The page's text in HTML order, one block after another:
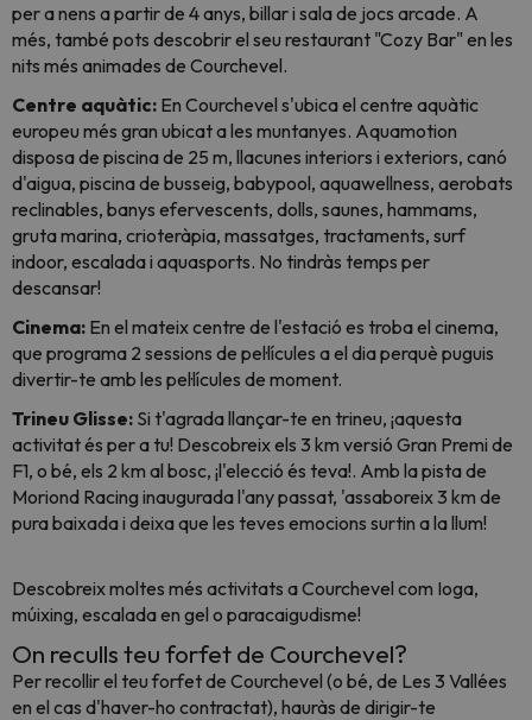
per a nens a partir de 4 anys, billar i sala de jocs arcade. A
més, també pots descobrir el seu restaurant "Cozy Bar" en les
nits més animades de Courchevel.
Centre aquàtic: En Courchevel s'ubica el centre aquàtic
europeu més gran ubicat a les muntanyes. Aquamotion
disposa de piscina de 25 m, llacunes interiors i exteriors, canó
d'aigua, piscina de busseig, babypool, aquawellness, aerobats
reclinables, banys efervescents, dolls, saunes, hammams,
gruta marina, crioteràpia, massatges, tractaments, surf
indoor, escalada i aquasports. No tindràs temps per
descansar!
Cinema: En el mateix centre de l'estació es troba el cinema,
que programa 2 sessions de pel·lícules a el dia perquè puguis
divertir-te amb les pel·lícules de moment.
Trineu Glisse: Si t'agrada llançar-te en trineu, ¡aquesta
activitat és per a tu! Descobreix els 3 km versió Gran Premi de
F1, o bé, els 2 km al bosc, ¡l'elecció és teva!. Amb la pista de
Moriond Racing inaugurada l'any passat, 'assaboreix 3 km de
pura baixada i deixa que les teves emocions surtin a la llum!
Descobreix moltes més activitats a Courchevel com Ioga,
múixing, escalada en gel o paracaigudisme!
On reculls teu forfet de Courchevel?
Per recollir el teu forfet de Courchevel (o bé, de Les 3 Vallées
en el cas d'haver-ho contractat), hauràs de dirigir-te